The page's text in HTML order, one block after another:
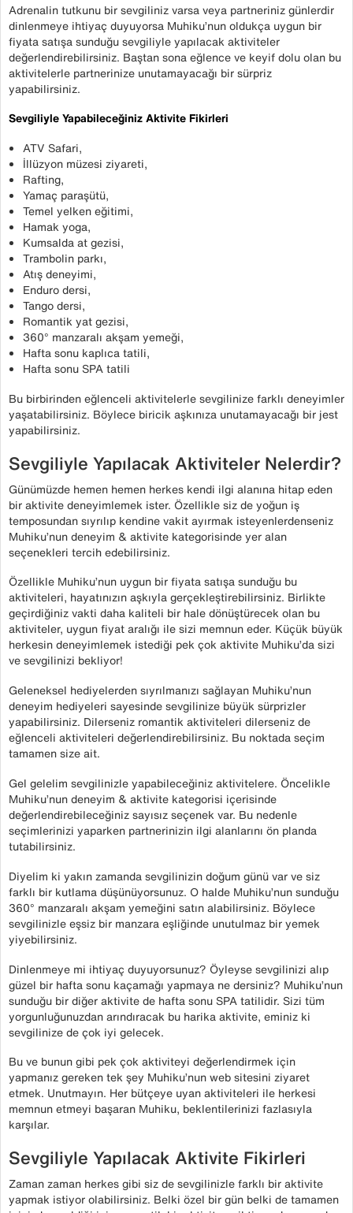
Adrenalin tutkunu bir sevgiliniz varsa veya partneriniz günlerdir
dinlenmeye ihtiyaç duyuyorsa Muhiku’nun oldukça uygun bir
fiyata satışa sunduğu sevgiliyle yapılacak aktiviteler
değerlendirebilirsiniz. Baştan sona eğlence ve keyif dolu olan bu
aktivitelerle partnerinize unutamayacağı bir sürpriz
yapabilirsiniz.
Sevgiliyle Yapabileceğiniz Aktivite Fikirleri
ATV Safari,
İllüzyon müzesi ziyareti,
Rafting,
Yamaç paraşütü,
Temel yelken eğitimi,
Hamak yoga,
Kumsalda at gezisi,
Trambolin parkı,
Atış deneyimi,
Enduro dersi,
Tango dersi,
Romantik yat gezisi,
360° manzaralı akşam yemeği,
Hafta sonu kaplıca tatili,
Hafta sonu SPA tatili
Bu birbirinden eğlenceli aktivitelerle sevgilinize farklı deneyimler
yaşatabilirsiniz. Böylece biricik aşkınıza unutamayacağı bir jest
yapabilirsiniz.
Sevgiliyle Yapılacak Aktiviteler Nelerdir?
Günümüzde hemen hemen herkes kendi ilgi alanına hitap eden
bir aktivite deneyimlemek ister. Özellikle siz de yoğun iş
temposundan sıyrılıp kendine vakit ayırmak isteyenlerdenseniz
Muhiku’nun deneyim & aktivite kategorisinde yer alan
seçenekleri tercih edebilirsiniz.
Özellikle Muhiku’nun uygun bir fiyata satışa sunduğu bu
aktiviteleri, hayatınızın aşkıyla gerçekleştirebilirsiniz. Birlikte
geçirdiğiniz vakti daha kaliteli bir hale dönüştürecek olan bu
aktiviteler, uygun fiyat aralığı ile sizi memnun eder. Küçük büyük
herkesin deneyimlemek istediği pek çok aktivite Muhiku’da sizi
ve sevgilinizi bekliyor!
Geleneksel hediyelerden sıyrılmanızı sağlayan Muhiku’nun
deneyim hediyeleri sayesinde sevgilinize büyük sürprizler
yapabilirsiniz. Dilerseniz romantik aktiviteleri dilerseniz de
eğlenceli aktiviteleri değerlendirebilirsiniz. Bu noktada seçim
tamamen size ait.
Gel gelelim sevgilinizle yapabileceğiniz aktivitelere. Öncelikle
Muhiku’nun deneyim & aktivite kategorisi içerisinde
değerlendirebileceğiniz sayısız seçenek var. Bu nedenle
seçimlerinizi yaparken partnerinizin ilgi alanlarını ön planda
tutabilirsiniz.
Diyelim ki yakın zamanda sevgilinizin doğum günü var ve siz
farklı bir kutlama düşünüyorsunuz. O halde Muhiku’nun sunduğu
360° manzaralı akşam yemeğini satın alabilirsiniz. Böylece
sevgilinizle eşsiz bir manzara eşliğinde unutulmaz bir yemek
yiyebilirsiniz.
Dinlenmeye mi ihtiyaç duyuyorsunuz? Öyleyse sevgilinizi alıp
güzel bir hafta sonu kaçamağı yapmaya ne dersiniz? Muhiku’nun
sunduğu bir diğer aktivite de hafta sonu SPA tatilidir. Sizi tüm
yorgunluğunuzdan arındıracak bu harika aktivite, eminiz ki
sevgilinize de çok iyi gelecek.
Bu ve bunun gibi pek çok aktiviteyi değerlendirmek için
yapmanız gereken tek şey Muhiku’nun web sitesini ziyaret
etmek. Unutmayın. Her bütçeye uyan aktiviteleri ile herkesi
memnun etmeyi başaran Muhiku, beklentilerinizi fazlasıyla
karşılar.
Sevgiliyle Yapılacak Aktivite Fikirleri
Zaman zaman herkes gibi siz de sevgilinizle farklı bir aktivite
yapmak istiyor olabilirsiniz. Belki özel bir gün belki de tamamen